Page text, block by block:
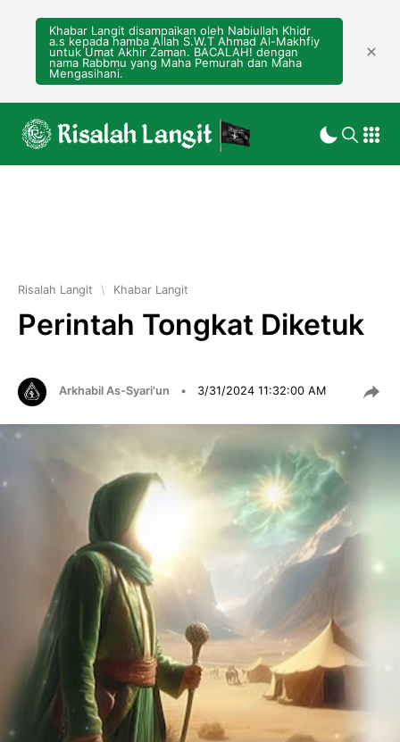
Khabar Langit disampaikan oleh Nabiullah Khidr
a.s kepada hamba Allah S.W.T Ahmad Al-Makhfiy
untuk Umat Akhir Zaman. BACALAH! dengan
nama Rabbmu yang Maha Pemurah dan Maha
Mengasihani.
Risalah Langit \ Khabar Langit
Perintah Tongkat Diketuk
Arkhabil As-Syari'un • 3/31/2024 11:32:00 AM